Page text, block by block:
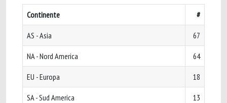
Continente #
AS - Asia 67
NA - Nord America 64
EU - Europa 18
SA - Sud America 13